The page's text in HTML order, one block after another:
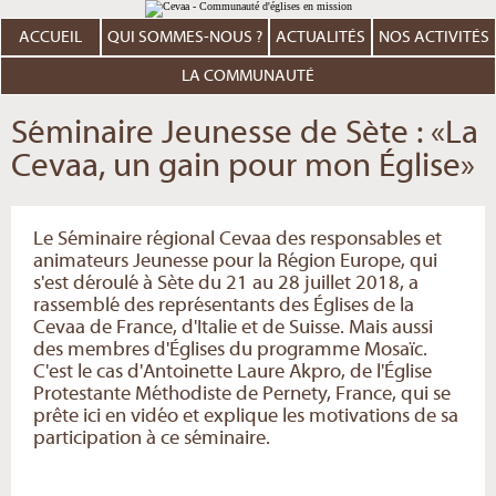
au
contenu.
Aller
personnels
ACCUEIL QUI SOMMES-NOUS ? ACTUALITÉS NOS ACTIVITÉS
LA COMMUNAUTÉ
Séminaire Jeunesse de Sète : «La
Cevaa, un gain pour mon Église»
Le Séminaire régional Cevaa des responsables et
animateurs Jeunesse pour la Région Europe, qui
s'est déroulé à Sète du 21 au 28 juillet 2018, a
rassemblé des représentants des Églises de la
Cevaa de France, d'Italie et de Suisse. Mais aussi
des membres d'Églises du programme Mosaïc.
C'est le cas d'Antoinette Laure Akpro, de l'Église
Protestante Méthodiste de Pernety, France, qui se
prête ici en vidéo et explique les motivations de sa
participation à ce séminaire.